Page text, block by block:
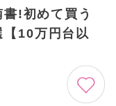
!初めて買う
【10万円台以